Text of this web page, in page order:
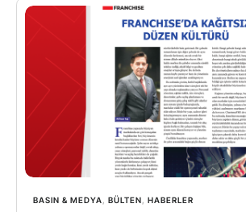
BASIN & MEDYA BÜLTEN HABERLER